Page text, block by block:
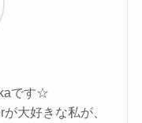
です☆
大好きな私が、